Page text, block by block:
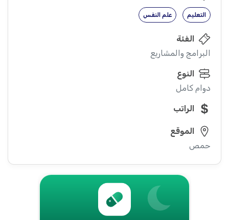
التعليم علم النفس
الفئة
البرامج والمشاريع
النوع
دوام كامل
الراتب
الموقع
حمص